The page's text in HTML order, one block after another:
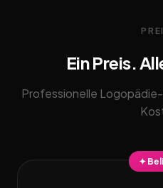
Ein Preis.
Professionelle
✦